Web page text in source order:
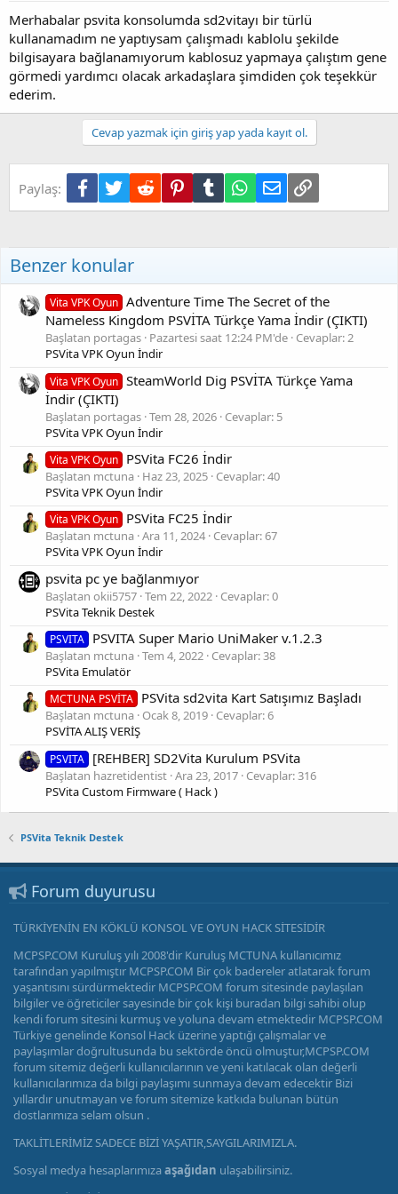
Merhabalar psvita konsolumda sd2vitayı bir türlü
kullanamadım ne yaptıysam çalışmadı kablolu şekilde
bilgisayara bağlanamıyorum kablosuz yapmaya çalıştım gene
görmedi yardımcı olacak arkadaşlara şimdiden çok teşekkür
ederim.
Cevap yazmak için giriş yap yada kayıt ol.
Paylaş: Facebook
TwitterReddit PinterestTumblr WhatsApp
E-postaLink
Benzer konular
Vita VPK Oyun Adventure Time The Secret of the
Nameless Kingdom PSVİTA Türkçe Yama İndir (ÇIKTI)
Başlatan portagas Pazartesi saat 12:24 PM'de Cevaplar: 2
PSVita VPK Oyun İndir
Vita VPK Oyun SteamWorld Dig PSVİTA Türkçe Yama
İndir (ÇIKTI)
Başlatan portagas Tem 28, 2026 Cevaplar: 5
PSVita VPK Oyun İndir
Vita VPK Oyun PSVita FC26 İndir
Başlatan mctuna Haz 23, 2025 Cevaplar: 40
PSVita VPK Oyun İndir
Vita VPK Oyun PSVita FC25 İndir
Başlatan mctuna Ara 11, 2024 Cevaplar: 67
PSVita VPK Oyun İndir
psvita pc ye bağlanmıyor
Başlatan okii5757 Tem 22, 2022 Cevaplar: 0
PSVita Teknik Destek
PSVITA PSVITA Super Mario UniMaker v.1.2.3
Başlatan mctuna Tem 4, 2022 Cevaplar: 38
PSVita Emulatör
MCTUNA PSVİTA PSVita sd2vita Kart Satışımız Başladı
Başlatan mctuna Ocak 8, 2019 Cevaplar: 6
PSVİTA ALIŞ VERİŞ
PSVITA [REHBER] SD2Vita Kurulum PSVita
Başlatan hazretidentist Ara 23, 2017 Cevaplar: 316
PSVita Custom Firmware ( Hack )
PSVita Teknik Destek
Forum duyurusu
TÜRKİYENİN EN KÖKLÜ KONSOL VE OYUN HACK SİTESİDİR
MCPSP.COM Kuruluş yılı 2008'dir Kuruluş MCTUNA kullanıcımız
tarafından yapılmıştır MCPSP.COM Bir çok badereler atlatarak forum
yaşantısını sürdürmektedir MCPSP.COM forum sitesinde paylaşılan
bilgiler ve öğreticiler sayesinde bir çok kişi buradan bilgi sahibi olup
kendi forum sitesini kurmuş ve yoluna devam etmektedir MCPSP.COM
Türkiye genelinde Konsol Hack üzerine yaptığı çalışmalar ve
paylaşımlar doğrultusunda bu sektörde öncü olmuştur,MCPSP.COM
forum sitemiz değerli kullanıcılarının ve yeni katılacak olan değerli
kullanıcılarımıza da bilgi paylaşımı sunmaya devam edecektir Bizi
yıllardır unutmayan ve forum sitemize katkıda bulunan bütün
dostlarımıza selam olsun .
TAKLİTLERİMİZ SADECE BİZİ YAŞATIR,SAYGILARIMIZLA.
Sosyal medya hesaplarımızaaşağıdan ulaşabilirsiniz.